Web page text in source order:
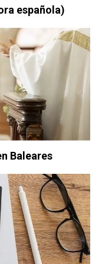
española)
Baleares